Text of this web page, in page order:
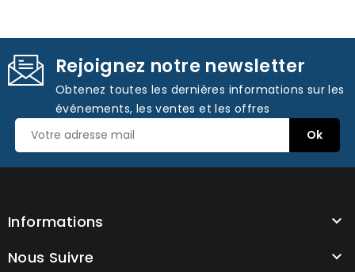
Rejoignez notre newsletter
Obtenez toutes les dernières informations sur les
événements, les ventes et les offres
Informations 
Nous Suivre 